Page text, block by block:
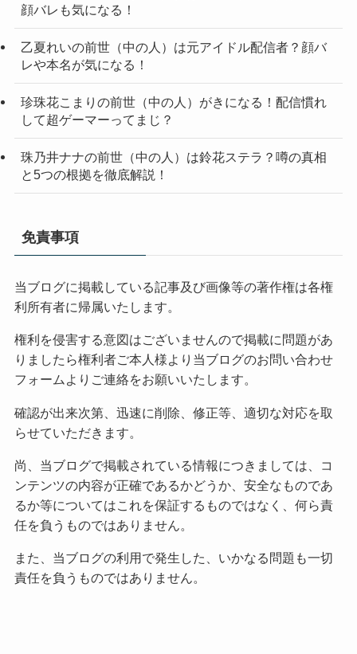
顔バレも気になる！
乙夏れいの前世（中の人）は元アイドル配信者？顔バ
レや本名が気になる！
珍珠花こまりの前世（中の人）がきになる！配信慣れ
して超ゲーマーってまじ？
珠乃井ナナの前世（中の人）は鈴花ステラ？噂の真相
と5つの根拠を徹底解説！
免責事項
当ブログに掲載している記事及び画像等の著作権は各権
利所有者に帰属いたします。
権利を侵害する意図はございませんので掲載に問題があ
りましたら権利者ご本人様より当ブログのお問い合わせ
フォームよりご連絡をお願いいたします。
確認が出来次第、迅速に削除、修正等、適切な対応を取
らせていただきます。
尚、当ブログで掲載されている情報につきましては、コ
ンテンツの内容が正確であるかどうか、安全なものであ
るか等についてはこれを保証するものではなく、何ら責
任を負うものではありません。
また、当ブログの利用で発生した、いかなる問題も一切
責任を負うものではありません。